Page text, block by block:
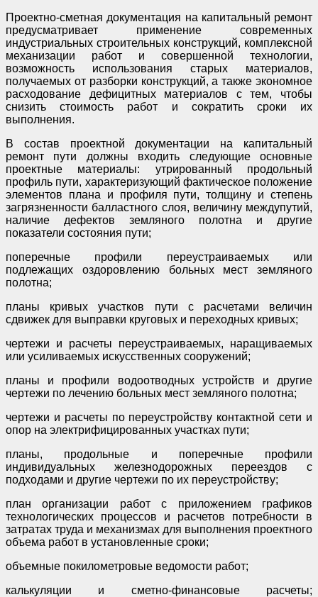
Проектно-сметная документация на капитальный ремонт
предусматривает применение современных
индустриальных строительных конструкций, комплексной
механизации работ и совершенной технологии,
возможность использования старых материалов,
получаемых от разборки конструкций, а также экономное
расходование дефицитных материалов с тем, чтобы
снизить стоимость работ и сократить сроки их
выполнения.
В состав проектной документации на капитальный
ремонт пути должны входить следующие основные
проектные материалы: утрированный продольный
профиль пути, характеризующий фактическое положение
элементов плана и профиля пути, толщину и степень
загрязненности балластного слоя, величину междупутий,
наличие дефектов земляного полотна и другие
показатели состояния пути;
поперечные профили переустраиваемых или
подлежащих оздоровлению больных мест земляного
полотна;
планы кривых участков пути с расчетами величин
сдвижек для выправки круговых и переходных кривых;
чертежи и расчеты переустраиваемых, наращиваемых
или усиливаемых искусственных сооружений;
планы и профили водоотводных устройств и другие
чертежи по лечению больных мест земляного полотна;
чертежи и расчеты по переустройству контактной сети и
опор на электрифицированных участках пути;
планы, продольные и поперечные профили
индивидуальных железнодорожных переездов с
подходами и другие чертежи по их переустройству;
план организации работ с приложением графиков
технологических процессов и расчетов потребности в
затратах труда и механизмах для выполнения проектного
объема работ в установленные сроки;
объемные покилометровые ведомости работ;
калькуляции и сметно-финансовые расчеты;